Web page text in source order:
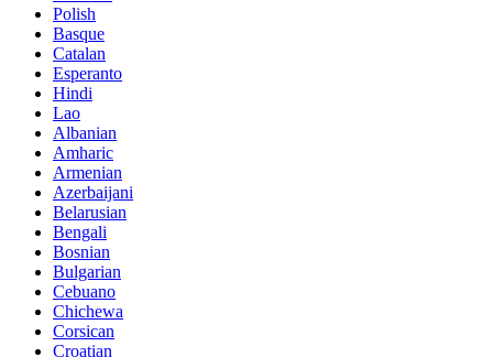
Polish
Basque
Catalan
Esperanto
Hindi
Lao
Albanian
Amharic
Armenian
Azerbaijani
Belarusian
Bengali
Bosnian
Bulgarian
Cebuano
Chichewa
Corsican
Croatian